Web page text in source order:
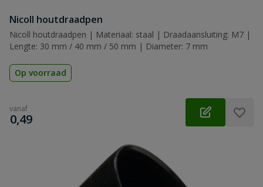
Nicoll houtdraadpen
Nicoll houtdraadpen | Materiaal: staal | Draadaansluiting: M7 |
Lengte: 30 mm / 40 mm / 50 mm | Diameter: 7 mm
Op voorraad
vanaf
€
0,49